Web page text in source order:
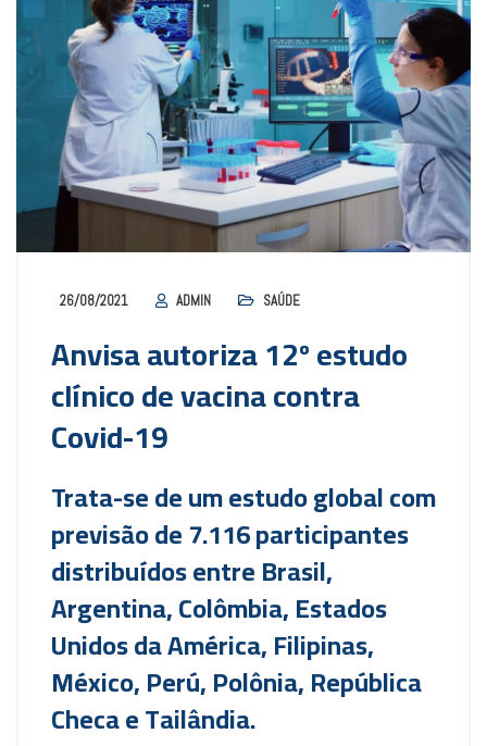
26/08/2021 ADMIN SAÚDE
Anvisa autoriza 12º estudo
clínico de vacina contra
Covid-19
Trata-se de um estudo global com
previsão de 7.116 participantes
distribuídos entre Brasil,
Argentina, Colômbia, Estados
Unidos da América, Filipinas,
México, Perú, Polônia, República
Checa e Tailândia.